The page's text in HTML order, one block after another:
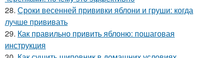
28. Сроки весенней прививки яблони и груши: когда
лучше прививать
29. Как правильно привить яблоню: пошаговая
инструкция